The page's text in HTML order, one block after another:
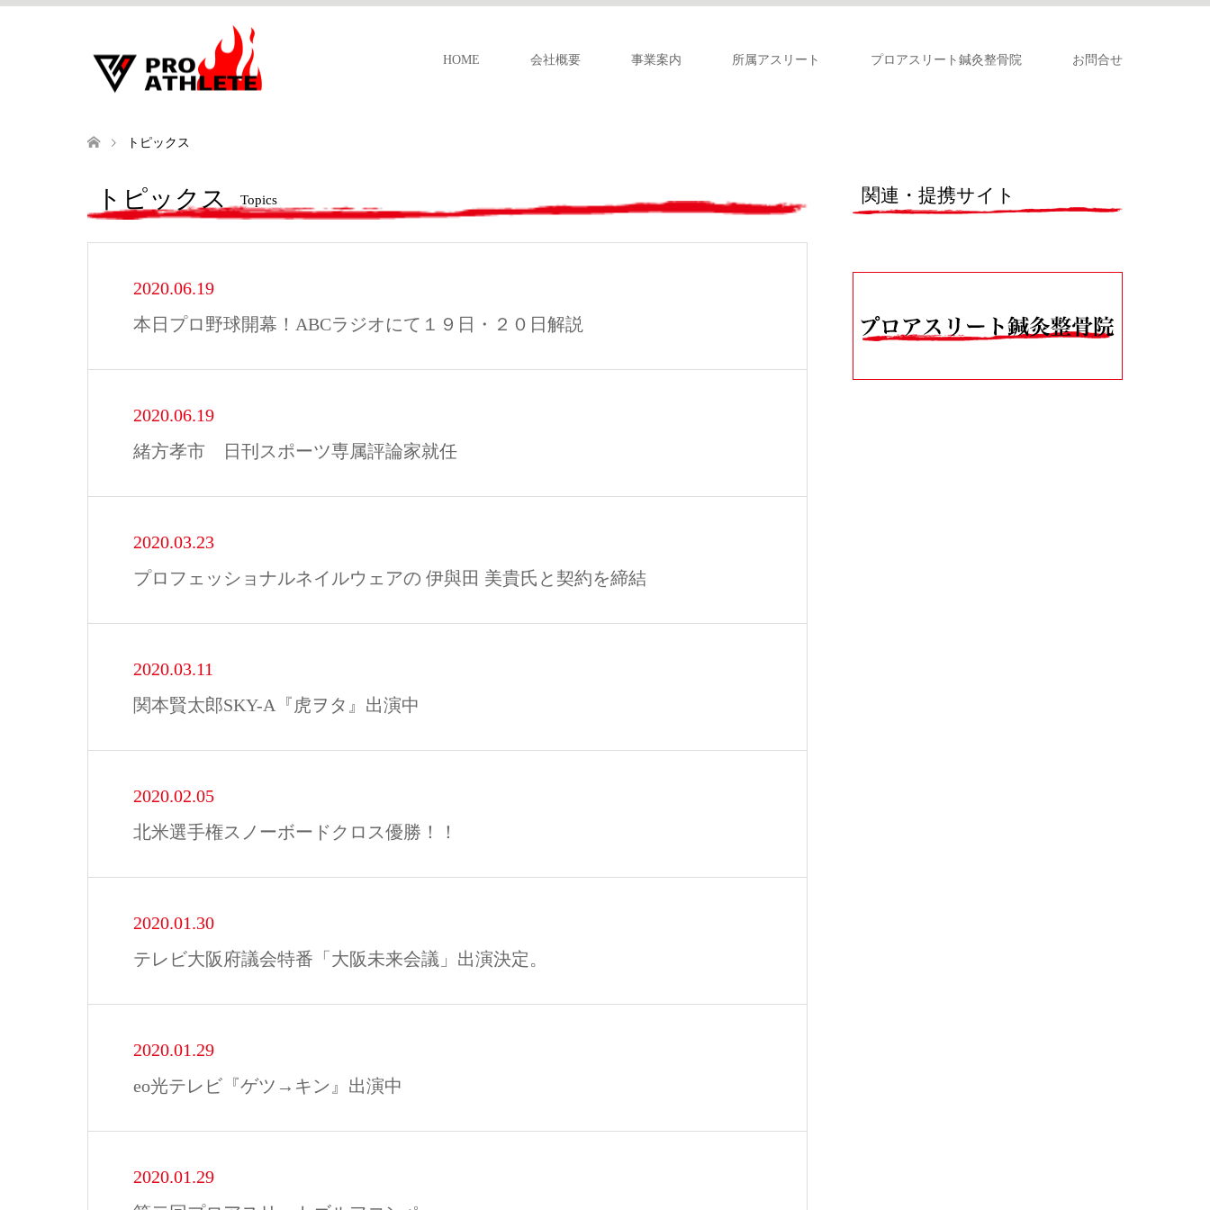
HOME 会社概要 事業案内 所属アスリート プロアスリート鍼灸整骨院 お問合せ
トピックス
トピックス Topics
2020.06.19
本日プロ野球開幕！ABCラジオにて１９日・２０日解説
2020.06.19
緒方孝市 日刊スポーツ専属評論家就任
2020.03.23
プロフェッショナルネイルウェアの 伊與田 美貴氏と契約を締結
2020.03.11
関本賢太郎SKY-A『虎ヲタ』出演中
2020.02.05
北米選手権スノーボードクロス優勝！！
2020.01.30
テレビ大阪府議会特番「大阪未来会議」出演決定。
2020.01.29
eo光テレビ『ゲツ→キン』出演中
2020.01.29
関連・提携サイト